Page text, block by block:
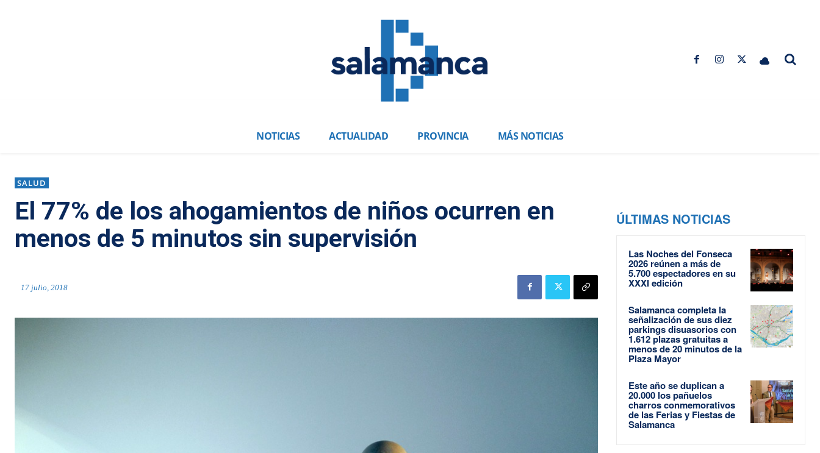
NOTICIAS ACTUALIDAD PROVINCIA MÁS NOTICIAS
SALUD
El 77% de los ahogamientos de niños ocurren en
menos de 5 minutos sin supervisión
17 julio, 2018
ÚLTIMAS NOTICIAS
Las Noches del Fonseca
2026 reúnen a más de
5.700 espectadores en su
XXXI edición
Salamanca completa la
señalización de sus diez
parkings disuasorios con
1.612 plazas gratuitas a
menos de 20 minutos de la
Plaza Mayor
Este año se duplican a
20.000 los pañuelos
charros conmemorativos
de las Ferias y Fiestas de
Salamanca